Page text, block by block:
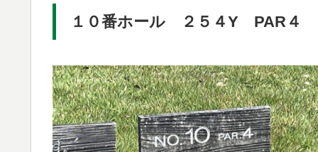
１０番ホール ２５４Y PAR４